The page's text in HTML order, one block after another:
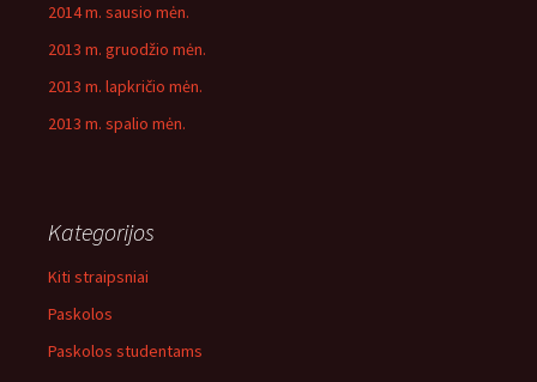
2014 m. sausio mėn.
2013 m. gruodžio mėn.
2013 m. lapkričio mėn.
2013 m. spalio mėn.
Kategorijos
Kiti straipsniai
Paskolos
Paskolos studentams